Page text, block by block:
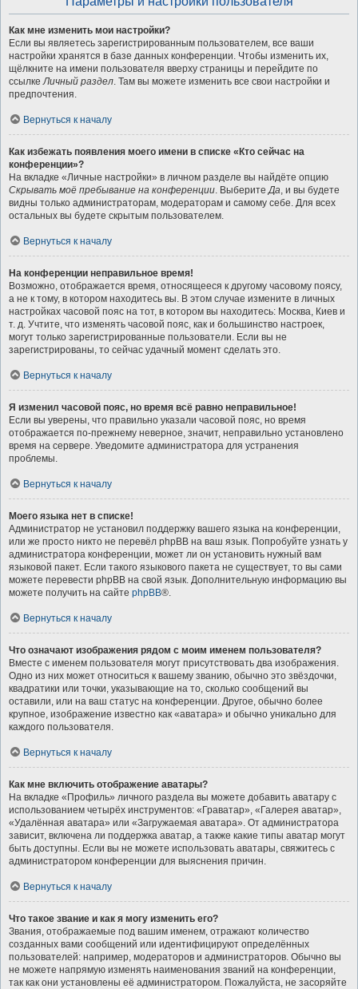
Как мне изменить мои настройки?
Если вы являетесь зарегистрированным пользователем, все ваши
настройки хранятся в базе данных конференции. Чтобы изменить их,
щёлкните на имени пользователя вверху страницы и перейдите по
ссылкеЛичный раздел. Там вы можете изменить все свои настройки и
предпочтения.
Вернуться к началу
Как избежать появления моего имени в списке «Кто сейчас на
конференции»?
На вкладке «Личные настройки» в личном разделе вы найдёте опцию
Скрывать моё пребывание на конференции. ВыберитеДа, и вы будете
видны только администраторам, модераторам и самому себе. Для всех
остальных вы будете скрытым пользователем.
Вернуться к началу
На конференции неправильное время!
Возможно, отображается время, относящееся к другому часовому поясу,
а не к тому, в котором находитесь вы. В этом случае измените в личных
настройках часовой пояс на тот, в котором вы находитесь: Москва, Киев и
т. д. Учтите, что изменять часовой пояс, как и большинство настроек,
могут только зарегистрированные пользователи. Если вы не
зарегистрированы, то сейчас удачный момент сделать это.
Вернуться к началу
Я изменил часовой пояс, но время всё равно неправильное!
Если вы уверены, что правильно указали часовой пояс, но время
отображается по-прежнему неверное, значит, неправильно установлено
время на сервере. Уведомите администратора для устранения
проблемы.
Вернуться к началу
Моего языка нет в списке!
Администратор не установил поддержку вашего языка на конференции,
или же просто никто не перевёл phpBB на ваш язык. Попробуйте узнать у
администратора конференции, может ли он установить нужный вам
языковой пакет. Если такого языкового пакета не существует, то вы сами
можете перевести phpBB на свой язык. Дополнительную информацию вы
можете получить на сайте phpBB®.
Вернуться к началу
Что означают изображения рядом с моим именем пользователя?
Вместе с именем пользователя могут присутствовать два изображения.
Одно из них может относиться к вашему званию, обычно это звёздочки,
квадратики или точки, указывающие на то, сколько сообщений вы
оставили, или на ваш статус на конференции. Другое, обычно более
крупное, изображение известно как «аватара» и обычно уникально для
каждого пользователя.
Вернуться к началу
Как мне включить отображение аватары?
На вкладке «Профиль» личного раздела вы можете добавить аватару с
использованием четырёх инструментов: «Граватар», «Галерея аватар»,
«Удалённая аватара» или «Загружаемая аватара». От администратора
зависит, включена ли поддержка аватар, а также какие типы аватар могут
быть доступны. Если вы не можете использовать аватары, свяжитесь с
администратором конференции для выяснения причин.
Вернуться к началу
Что такое звание и как я могу изменить его?
Звания, отображаемые под вашим именем, отражают количество
созданных вами сообщений или идентифицируют определённых
пользователей: например, модераторов и администраторов. Обычно вы
не можете напрямую изменять наименования званий на конференции,
так как они установлены её администратором. Пожалуйста, не засоряйте